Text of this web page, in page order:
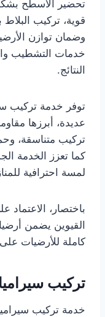
تحضير الأسطح
قوية، تركيب البلاط
وضمان توازن
خدمات التشطيب
النتائج.
توفر خدمة تركيب
عديدة، أبرزها
تركيب متناسقة،
كما تعزز الخدمة
لمسة احترافية
باختصار،
القيوين يضمن
كاملة للأرضيات
تركيب
خدمة تركيب